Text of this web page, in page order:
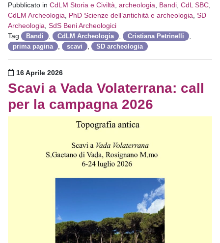
Pubblicato in CdLM Storia e Civiltà archeologia Bandi CdL SBC
CdLM Archeologia
PhD Scienze dell’antichità e archeologia SD
Archeologia SdS Beni Archeologici
Tag
Bandi CdLM Archeologia Cristiana Petrinelli
prima pagina scavi SD archeologia
Pubblicato il
16 Aprile 2026
Scavi a Vada Volaterrana: call
per la campagna 2026